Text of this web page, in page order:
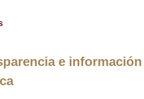
e información